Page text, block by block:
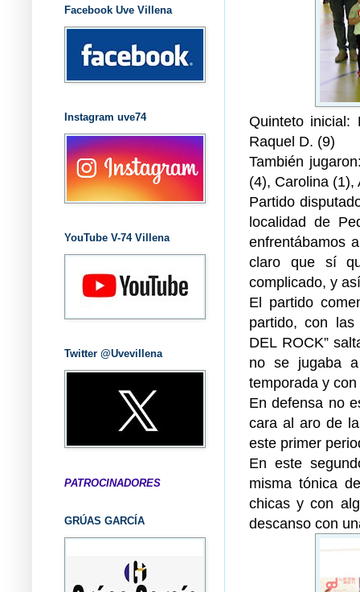
Quinteto inicial:
Raquel D. (9)
También
(4), Carolina (1),
Partido
localidad de
enfrentábamos
claro que sí
complicado, y
El partido
partido, con las
DEL ROCK”
no se jugaba
temporada y
En defensa no
cara al aro de
este primer
En este
misma tónica
chicas y con
descanso con
Facebook Uve Villena
Instagram uve74
YouTube V-74 Villena
Twitter @Uvevillena
PATROCINADORES
GRÚAS GARCÍA